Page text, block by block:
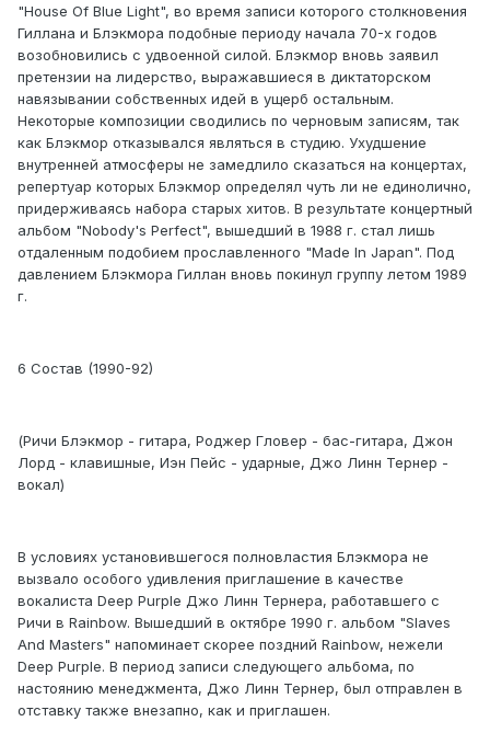
"House Of Blue Light", во время записи которого столкновения
Гиллана и Блэкмора подобные периоду начала 70-х годов
возобновились с удвоенной силой. Блэкмор вновь заявил
претензии на лидерство, выражавшиеся в диктаторском
навязывании собственных идей в ущерб остальным.
Некоторые композиции сводились по черновым записям, так
как Блэкмор отказывался являться в студию. Ухудшение
внутренней атмосферы не замедлило сказаться на концертах,
репертуар которых Блэкмор определял чуть ли не единолично,
придерживаясь набора старых хитов. В результате концертный
альбом "Nobody's Perfect", вышедший в 1988 г. стал лишь
отдаленным подобием прославленного "Made In Japan". Под
давлением Блэкмора Гиллан вновь покинул группу летом 1989
г.
6 Состав (1990-92)
(Ричи Блэкмор - гитара, Роджер Гловер - бас-гитара, Джон
Лорд - клавишные, Иэн Пейс - ударные, Джо Линн Тернер -
вокал)
В условиях установившегося полновластия Блэкмора не
вызвало особого удивления приглашение в качестве
вокалиста Deep Purple Джо Линн Тернера, работавшего с
Ричи в Rainbow. Вышедший в октябре 1990 г. альбом "Slaves
And Masters" напоминает скорее поздний Rainbow, нежели
Deep Purple. В период записи следующего альбома, по
настоянию менеджмента, Джо Линн Тернер, был отправлен в
отставку также внезапно, как и приглашен.